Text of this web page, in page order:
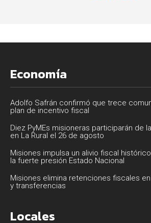
Economía
Adolfo Safrán confirmó que trece
plan de incentivo fiscal
Diez PyMEs misioneras participarán de
en La Rural el 26 de agosto
Misiones impulsa un alivio fiscal
la fuerte presión Estado Nacional
Misiones elimina retenciones fiscales
y transferencias
Locales